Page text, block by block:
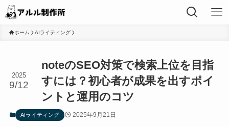
ホーム AIライティング
noteのSEO対策で検索上位を目指
すには？初心者が成果を出すポイ
ントと運用のコツ
2025
9/12
AIライティング 2025年9月21日